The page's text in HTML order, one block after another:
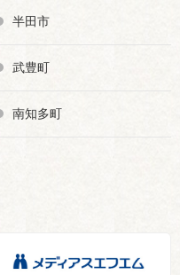
半田市
武豊町
南知多町